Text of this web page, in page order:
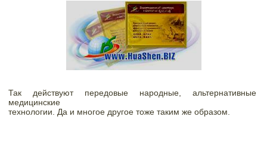
Так действуют передовые народные, альтернативные
медицинские
технологии. Да и многое другое тоже таким же образом.